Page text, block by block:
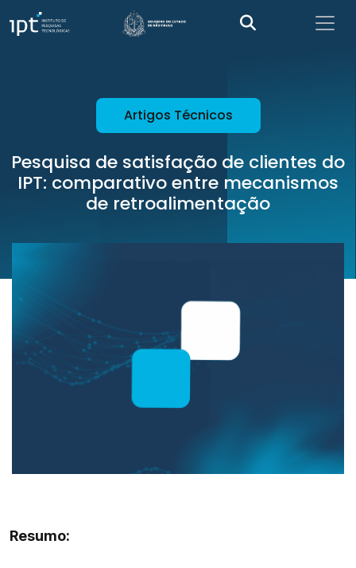
Artigos Técnicos
Pesquisa de satisfação de clientes do
IPT: comparativo entre mecanismos
de retroalimentação
Resumo: